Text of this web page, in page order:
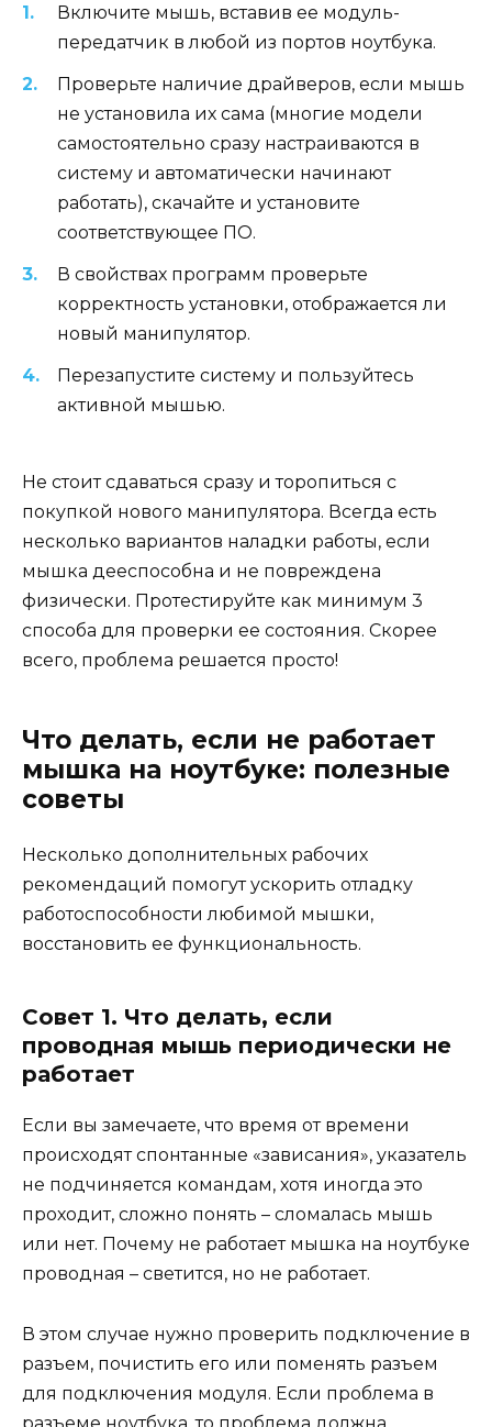
Включите мышь, вставив ее модуль-
передатчик в любой из портов ноутбука.
Проверьте наличие драйверов, если мышь
не установила их сама (многие модели
самостоятельно сразу настраиваются в
систему и автоматически начинают
работать), скачайте и установите
соответствующее ПО.
В свойствах программ проверьте
корректность установки, отображается ли
новый манипулятор.
Перезапустите систему и пользуйтесь
активной мышью.
Не стоит сдаваться сразу и торопиться с
покупкой нового манипулятора. Всегда есть
несколько вариантов наладки работы, если
мышка дееспособна и не повреждена
физически. Протестируйте как минимум 3
способа для проверки ее состояния. Скорее
всего, проблема решается просто!
Что делать, если не работает
мышка на ноутбуке: полезные
советы
Несколько дополнительных рабочих
рекомендаций помогут ускорить отладку
работоспособности любимой мышки,
восстановить ее функциональность.
Совет 1. Что делать, если
проводная мышь периодически не
работает
Если вы замечаете, что время от времени
происходят спонтанные «зависания», указатель
не подчиняется командам, хотя иногда это
проходит, сложно понять – сломалась мышь
или нет. Почему не работает мышка на ноутбуке
проводная – светится, но не работает.
В этом случае нужно проверить подключение в
разъем, почистить его или поменять разъем
для подключения модуля. Если проблема в
разъеме ноутбука, то проблема должна